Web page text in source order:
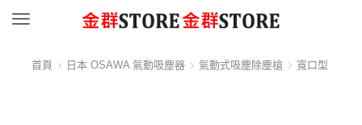
Menu
首頁 日本 OSAWA 氣動吸塵器 氣動式吸塵除塵槍 寬口型